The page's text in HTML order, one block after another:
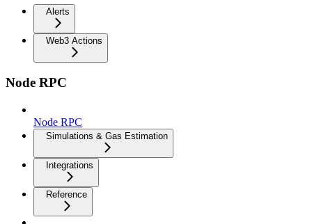
Alerts
Web3 Actions
Node RPC
Node RPC
Simulations & Gas Estimation
Integrations
Reference